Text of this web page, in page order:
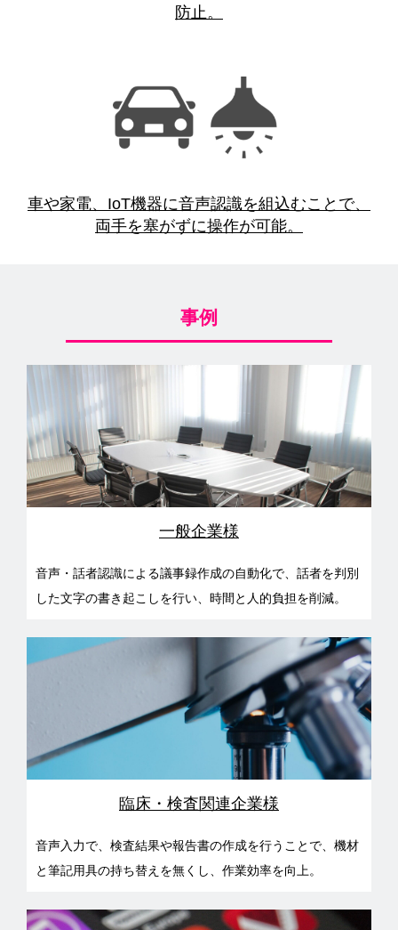
防止。
車や家電、IoT機器に音声認識を組込むことで、
両手を塞がずに操作が可能。
事例
一般企業様
音声・話者認識による議事録作成の自動化で、話者を判別
した文字の書き起こしを行い、時間と人的負担を削減。
臨床・検査関連企業様
音声入力で、検査結果や報告書の作成を行うことで、機材
と筆記用具の持ち替えを無くし、作業効率を向上。